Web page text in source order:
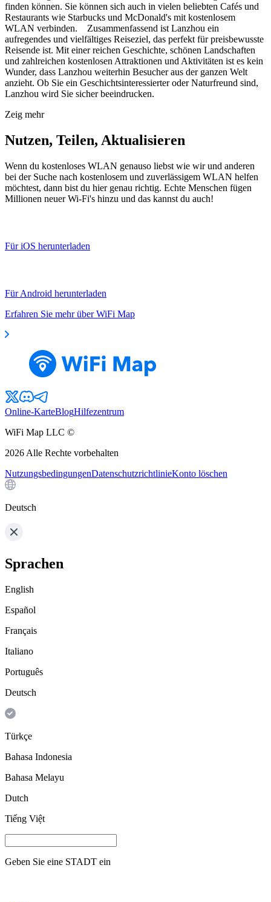
finden können. Sie können sich auch in vielen beliebten Cafés und
Restaurants wie Starbucks und McDonald's mit kostenlosem
WLAN verbinden. Zusammenfassend ist Lanzhou ein
aufregendes und vielfältiges Reiseziel, das perfekt für preisbewusste
Reisende ist. Mit einer reichen Geschichte, schönen Landschaften
und zahlreichen kostenlosen Attraktionen und Aktivitäten ist es kein
Wunder, dass Lanzhou weiterhin Besucher aus der ganzen Welt
anzieht. Ob Sie ein Geschichtsinteressierter oder Naturfreund sind,
Lanzhou wird Sie sicher beeindrucken.
Zeig mehr
Nutzen, Teilen, Aktualisieren
Wenn du kostenloses WLAN genauso liebst wie wir und anderen
bei der Suche nach kostenlosem und zuverlässigem WLAN helfen
möchtest, dann bist du hier genau richtig. Echte Menschen fügen
Millionen neuer Wi-Fi's hinzu und das kannst du auch!
Für iOS herunterladen
Für Android herunterladen
Erfahren Sie mehr über WiFi Map
Online-KarteBlogHilfezentrum
WiFi Map LLC ©
2026 Alle Rechte vorbehalten
NutzungsbedingungenDatenschutzrichtlinieKonto löschen
Deutsch
Sprachen
English
Español
Français
Italiano
Português
Deutsch
Türkçe
Bahasa Indonesia
Bahasa Melayu
Dutch
Tiếng Việt
Geben Sie eine STADT ein